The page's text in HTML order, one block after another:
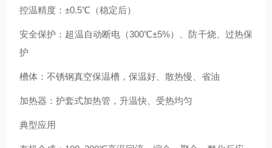
控温精度：±0.5℃（稳定后）
安全保护：超温自动断电（300℃±5%）、防干烧、过热保
护
槽体：不锈钢真空保温槽，保温好、散热慢、省油
加热器：护套式加热管，升温快、受热均匀
典型应用